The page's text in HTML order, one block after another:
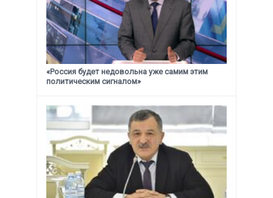
«Россия будет недовольна уже самим этим
политическим сигналом»